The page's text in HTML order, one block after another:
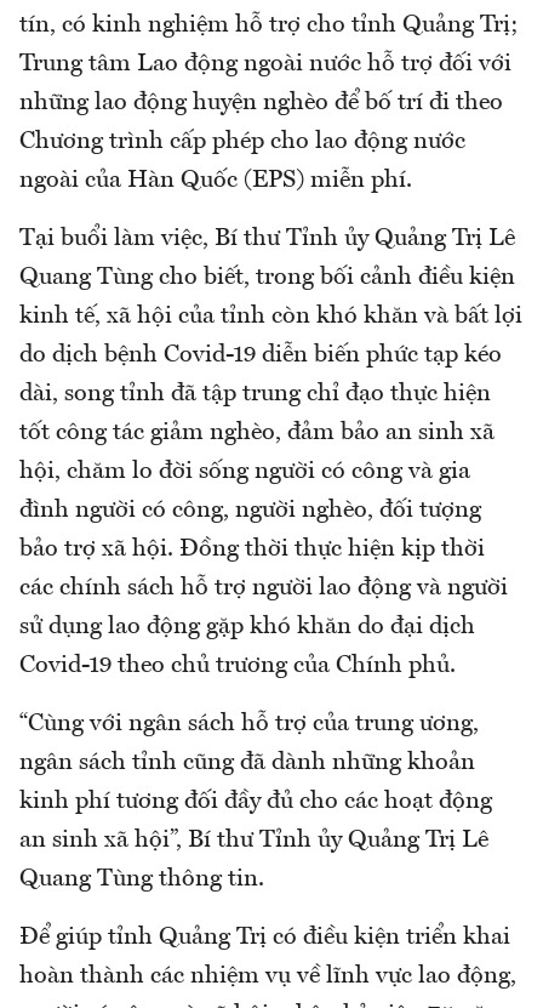
tín, có kinh nghiệm hỗ trợ cho tỉnh Quảng Trị;
Trung tâm Lao động ngoài nước hỗ trợ đối với
những lao động huyện nghèo để bố trí đi theo
Chương trình cấp phép cho lao động nước
ngoài của Hàn Quốc (EPS) miễn phí.
Tại buổi làm việc, Bí thư Tỉnh ủy Quảng Trị Lê
Quang Tùng cho biết, trong bối cảnh điều kiện
kinh tế, xã hội của tỉnh còn khó khăn và bất lợi
do dịch bệnh Covid-19 diễn biến phức tạp kéo
dài, song tỉnh đã tập trung chỉ đạo thực hiện
tốt công tác giảm nghèo, đảm bảo an sinh xã
hội, chăm lo đời sống người có công và gia
đình người có công, người nghèo, đối tượng
bảo trợ xã hội. Đồng thời thực hiện kịp thời
các chính sách hỗ trợ người lao động và người
sử dụng lao động gặp khó khăn do đại dịch
Covid-19 theo chủ trương của Chính phủ.
“Cùng với ngân sách hỗ trợ của trung ương,
ngân sách tỉnh cũng đã dành những khoản
kinh phí tương đối đầy đủ cho các hoạt động
an sinh xã hội”, Bí thư Tỉnh ủy Quảng Trị Lê
Quang Tùng thông tin.
Để giúp tỉnh Quảng Trị có điều kiện triển khai
hoàn thành các nhiệm vụ về lĩnh vực lao động,